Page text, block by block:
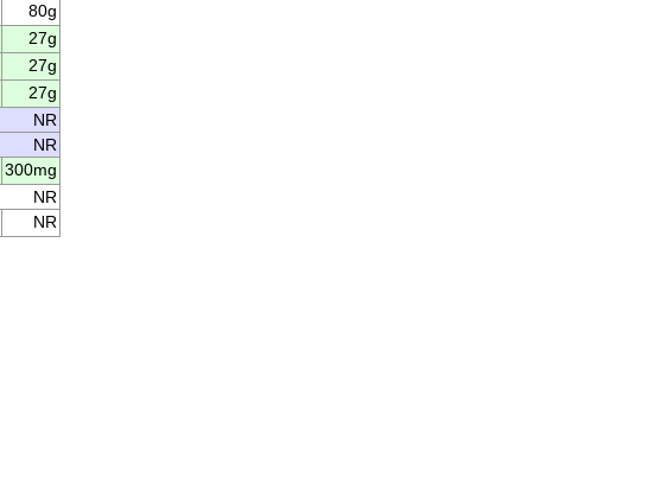
80g
27g
27g
27g
NR
NR
300mg
NR
NR